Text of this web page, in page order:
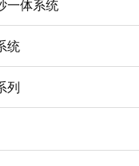
一体系统
统
列
节能、合理。
宝贝详情